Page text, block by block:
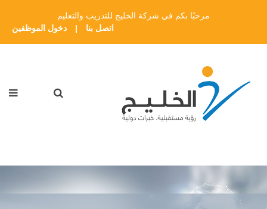
مرحبًا بكم في شركة الخليج للتدريب والتعليم
اتصل بنا
| دخول الموظفين